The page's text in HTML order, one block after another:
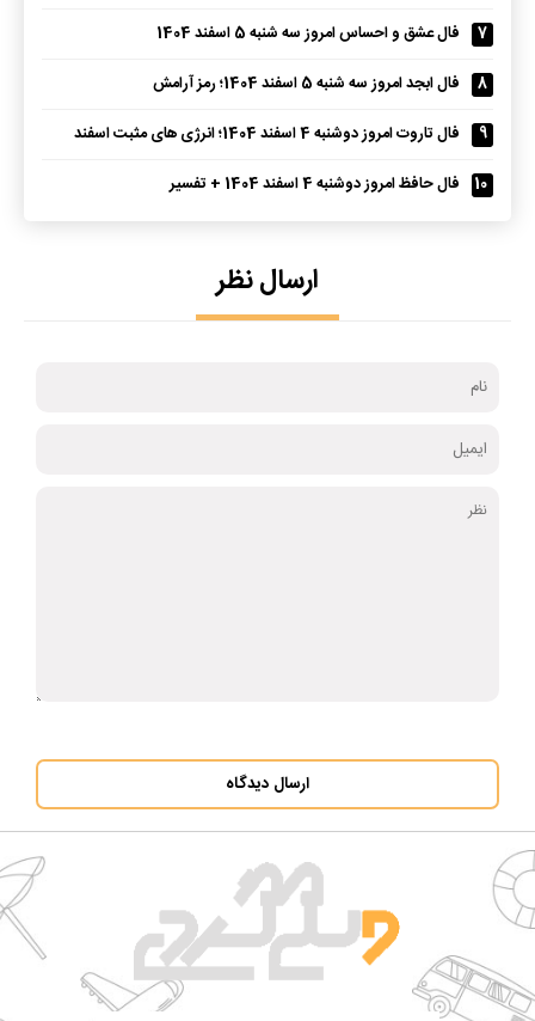
7
فال عشق و احساس امروز سه شنبه 5 اسفند 1404
8
فال ابجد امروز سه شنبه 5 اسفند 1404؛ رمز آرامش
9
فال تاروت امروز دوشنبه 4 اسفند 1404؛ انرژی های مثبت اسفند
10
فال حافظ امروز دوشنبه 4 اسفند 1404 + تفسیر
ارسال نظر
ارسال دیدگاه